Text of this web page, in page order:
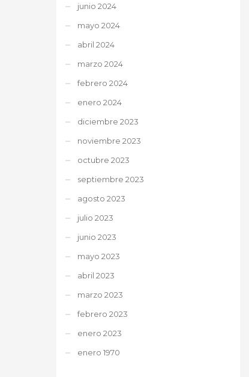
junio 2024
mayo 2024
abril 2024
marzo 2024
febrero 2024
enero 2024
diciembre 2023
noviembre 2023
octubre 2023
septiembre 2023
agosto 2023
julio 2023
junio 2023
mayo 2023
abril 2023
marzo 2023
febrero 2023
enero 2023
enero 1970